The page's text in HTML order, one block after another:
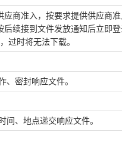
商准入，按要求提供供应商
后续接到文件发放通知后立即
过时将无法下载。
、密封响应文件。
间、地点递交响应文件。